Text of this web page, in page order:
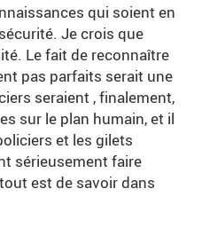
qui soient en
Je crois que
Le fait de reconnaître
pas parfaits serait une
seraient , finalement,
sur le plan humain, et il
et les gilets
sérieusement faire
est de savoir dans